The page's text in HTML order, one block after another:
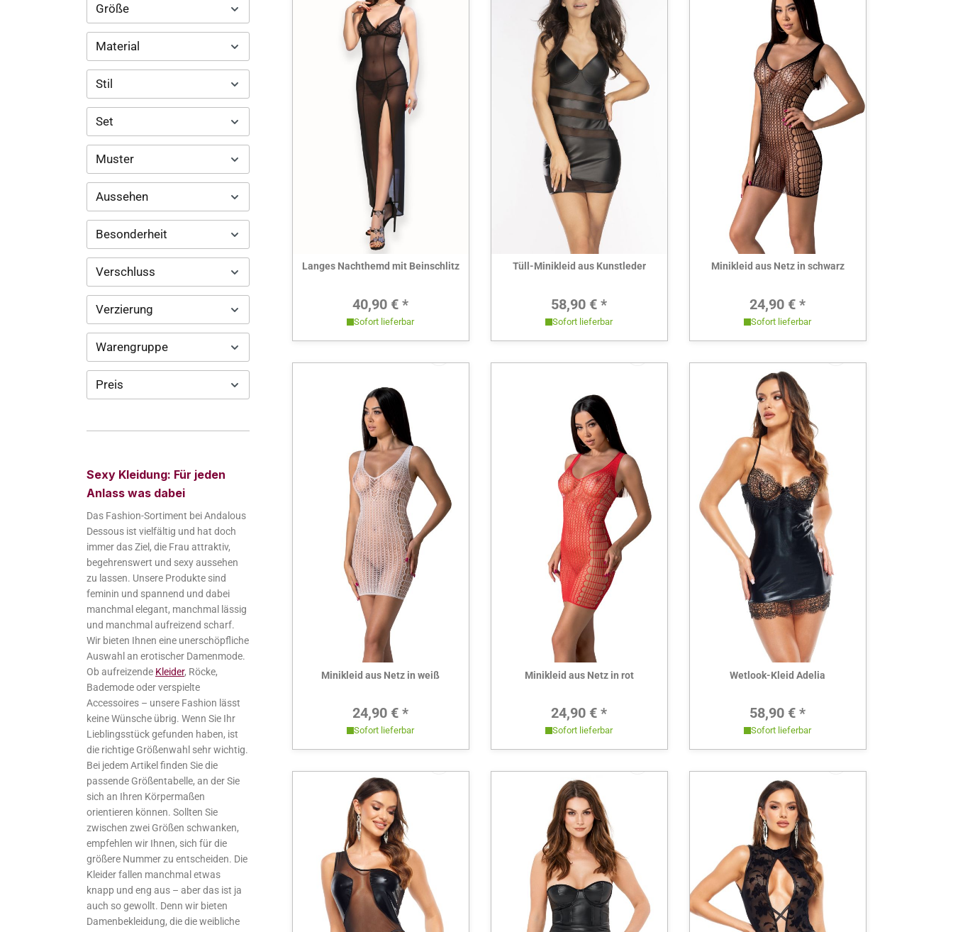
Größe
Material
Stil
Set
Muster
Aussehen
Besonderheit
Verschluss
Verzierung
Warengruppe
Preis
Sexy Kleidung: Für jeden
Anlass was dabei
Das Fashion-Sortiment bei Andalous
Dessous ist vielfältig und hat doch
immer das Ziel, die Frau attraktiv,
begehrenswert und sexy aussehen
zu lassen. Unsere Produkte sind
feminin und spannend und dabei
manchmal elegant, manchmal lässig
und manchmal aufreizend scharf.
Wir bieten Ihnen eine unerschöpfliche
Auswahl an erotischer Damenmode.
Ob aufreizende Kleider, Röcke,
Bademode oder verspielte
Accessoires – unsere Fashion lässt
keine Wünsche übrig. Wenn Sie Ihr
Lieblingsstück gefunden haben, ist
die richtige Größenwahl sehr wichtig.
Bei jedem Artikel finden Sie die
passende Größentabelle, an der Sie
sich an Ihren Körpermaßen
orientieren können. Sollten Sie
zwischen zwei Größen schwanken,
empfehlen wir Ihnen, sich für die
größere Nummer zu entscheiden. Die
Kleider fallen manchmal etwas
knapp und eng aus – aber das ist ja
auch so gewollt. Denn wir bieten
Damenbekleidung, die die weibliche
Hier ansehen
Langes Nachthemd mit Beinschlitz
Regulärer Preis:
40,90 € *
Sofort lieferbar
Hier ansehen
Tüll-Minikleid aus Kunstleder
Regulärer Preis:
58,90 € *
Sofort lieferbar
Hier ansehen
Minikleid aus Netz in schwarz
Regulärer Preis:
24,90 € *
Sofort lieferbar
Hier ansehen
Minikleid aus Netz in weiß
Regulärer Preis:
24,90 € *
Sofort lieferbar
Hier ansehen
Minikleid aus Netz in rot
Regulärer Preis:
24,90 € *
Sofort lieferbar
Hier ansehen
Wetlook-Kleid Adelia
Regulärer Preis:
58,90 € *
Sofort lieferbar